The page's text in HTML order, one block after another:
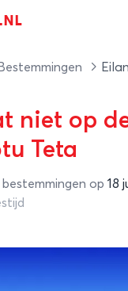
Bestemmingen
niet op
Teta
bestemmingen op 18